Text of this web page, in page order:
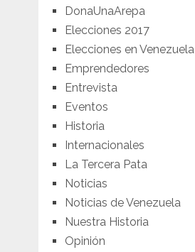
DonaUnaArepa
Elecciones 2017
Elecciones en Venezuela
Emprendedores
Entrevista
Eventos
Historia
Internacionales
La Tercera Pata
Noticias
Noticias de Venezuela
Nuestra Historia
Opinión